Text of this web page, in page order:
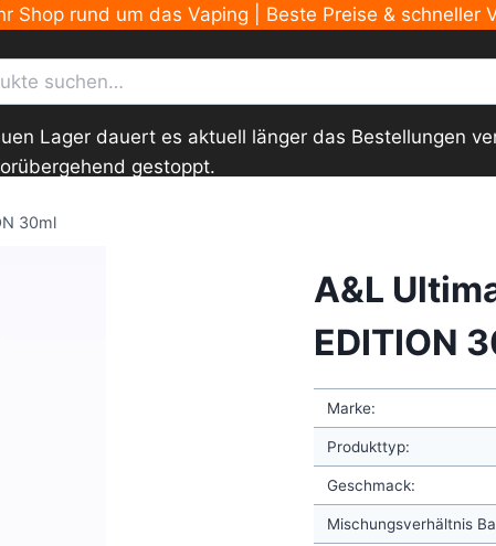
Shop rund um das Vaping | Beste Preise & schneller
Lager dauert es aktuell länger das Bestellungen
gestoppt.
30ml
A&L
EDITION
Marke:
Produkttyp:
Geschmack:
Mischungsverhältnis